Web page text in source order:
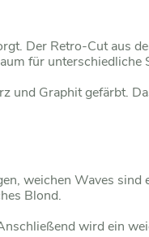
Der Retro-Cut aus
für unterschiedliche
und Graphit gefärbt.
weichen Waves sind
Blond.
wird ein